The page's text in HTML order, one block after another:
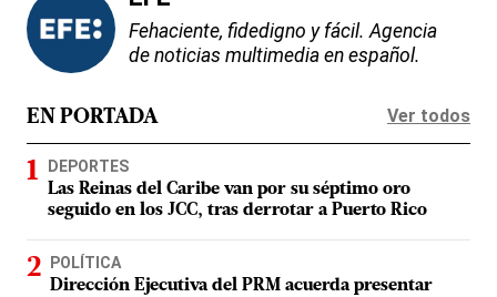
Fehaciente, fidedigno y fácil. Agencia
de noticias multimedia en español.
EN PORTADA Ver todos
DEPORTES
Las Reinas del Caribe van por su séptimo oro
seguido en los JCC, tras derrotar a Puerto Rico
POLÍTICA
Dirección Ejecutiva del PRM acuerda presentar